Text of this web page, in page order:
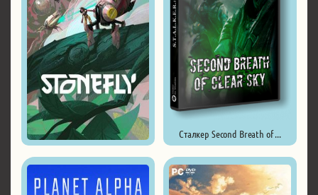
Сталкер Second Breath of ...